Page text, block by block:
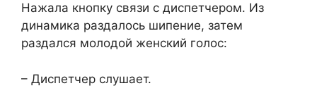
Нажала кнопку связи с диспетчером. Из
динамика раздалось шипение, затем
раздался молодой женский голос:
– Диспетчер слушает.